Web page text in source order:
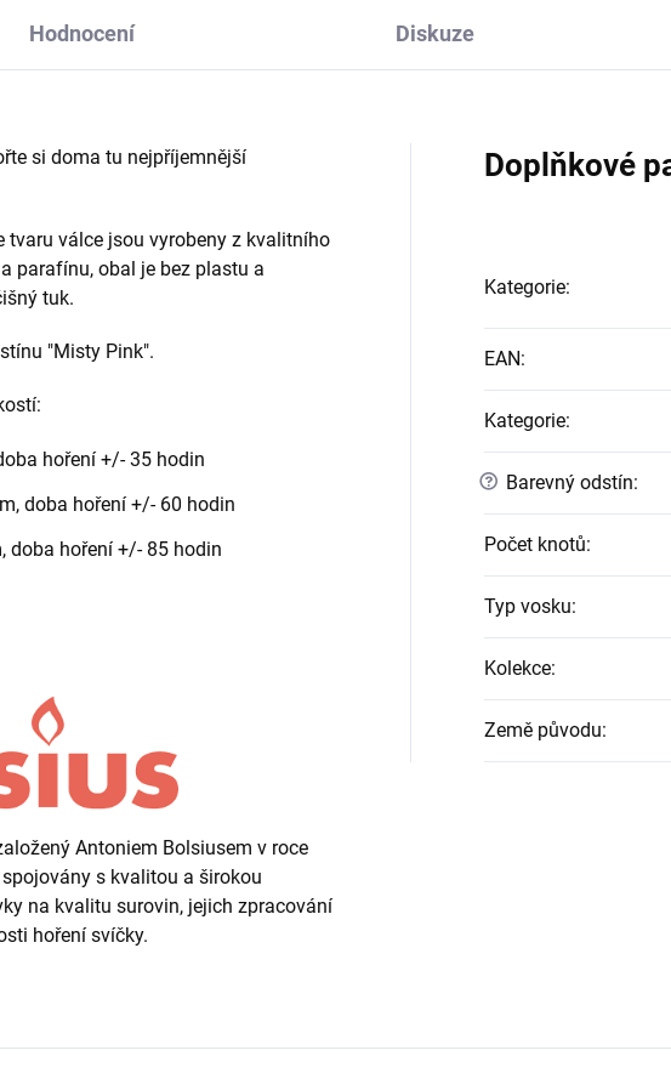
Hodnocení Diskuze
si doma tu nejpříjemnější
tvaru válce jsou vyrobeny z kvalitního
parafínu, obal je bez plastu a
tuk.
"Misty Pink".
hoření +/- 35 hodin
doba hoření +/- 60 hodin
doba hoření +/- 85 hodin
Antoniem Bolsiusem v roce
s kvalitou a širokou
na kvalitu surovin, jejich zpracování
hoření svíčky.
Doplňkové
Kategorie:
EAN:
Kategorie:
? Barevný odstín:
Počet knotů:
Typ vosku:
Kolekce:
Země původu: